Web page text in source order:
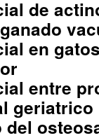
de
en
entre
geriatrico